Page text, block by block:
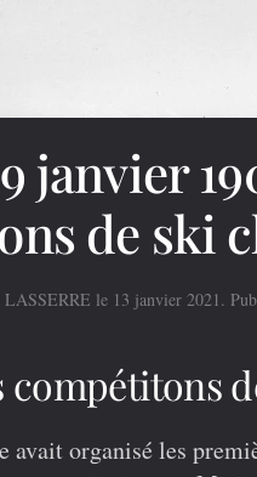
janvier
de ski
le 13 janvier 2021.
compétitons
organisé les